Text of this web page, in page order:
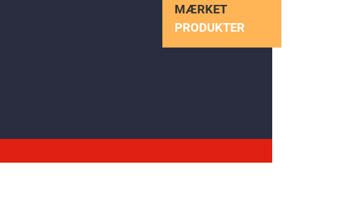
MÆRKET
PRODUKTER